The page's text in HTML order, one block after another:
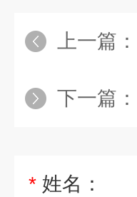
上一篇：
下一篇：
* 姓名：